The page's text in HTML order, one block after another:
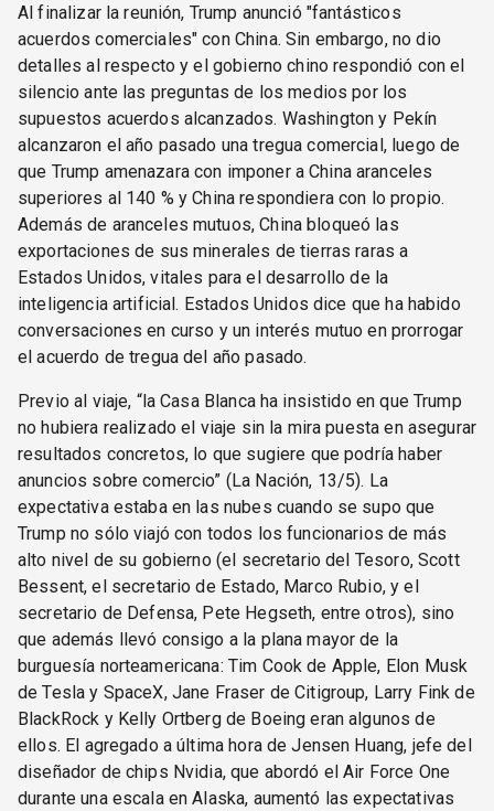
Al finalizar la reunión, Trump anunció "fantásticos
acuerdos comerciales" con China. Sin embargo, no dio
detalles al respecto y el gobierno chino respondió con el
silencio ante las preguntas de los medios por los
supuestos acuerdos alcanzados. Washington y Pekín
alcanzaron el año pasado una tregua comercial, luego de
que Trump amenazara con imponer a China aranceles
superiores al 140 % y China respondiera con lo propio.
Además de aranceles mutuos, China bloqueó las
exportaciones de sus minerales de tierras raras a
Estados Unidos, vitales para el desarrollo de la
inteligencia artificial. Estados Unidos dice que ha habido
conversaciones en curso y un interés mutuo en prorrogar
el acuerdo de tregua del año pasado.
Previo al viaje, “la Casa Blanca ha insistido en que Trump
no hubiera realizado el viaje sin la mira puesta en asegurar
resultados concretos, lo que sugiere que podría haber
anuncios sobre comercio” (La Nación, 13/5). La
expectativa estaba en las nubes cuando se supo que
Trump no sólo viajó con todos los funcionarios de más
alto nivel de su gobierno (el secretario del Tesoro, Scott
Bessent, el secretario de Estado, Marco Rubio, y el
secretario de Defensa, Pete Hegseth, entre otros), sino
que además llevó consigo a la plana mayor de la
burguesía norteamericana: Tim Cook de Apple, Elon Musk
de Tesla y SpaceX, Jane Fraser de Citigroup, Larry Fink de
BlackRock y Kelly Ortberg de Boeing eran algunos de
ellos. El agregado a última hora de Jensen Huang, jefe del
diseñador de chips Nvidia, que abordó el Air Force One
durante una escala en Alaska, aumentó las expectativas